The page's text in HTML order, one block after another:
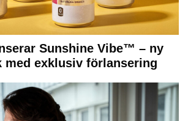
Sunshine Vibe™ – ny
med exklusiv förlansering